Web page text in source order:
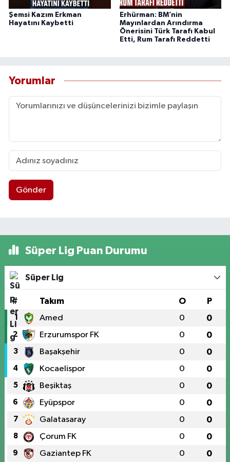
Şemsi Kazım Erkman
Hayatını Kaybetti
Erhürman: BM’nin
Mayınlardan Arındırma
Önerisini Türk Tarafı Kabul
Etti, Rum Tarafı Reddetti
Yorumlar
Gönder
Süper Lig Puan Durumu
Süper Lig
# Takım O P
1 Amed 0 0
2 Erzurumspor FK 0 0
3 Başakşehir 0 0
4 Kocaelispor 0 0
5 Beşiktaş 0 0
6 Eyüpspor 0 0
7 Galatasaray 0 0
8 Çorum FK 0 0
9 Gaziantep FK 0 0